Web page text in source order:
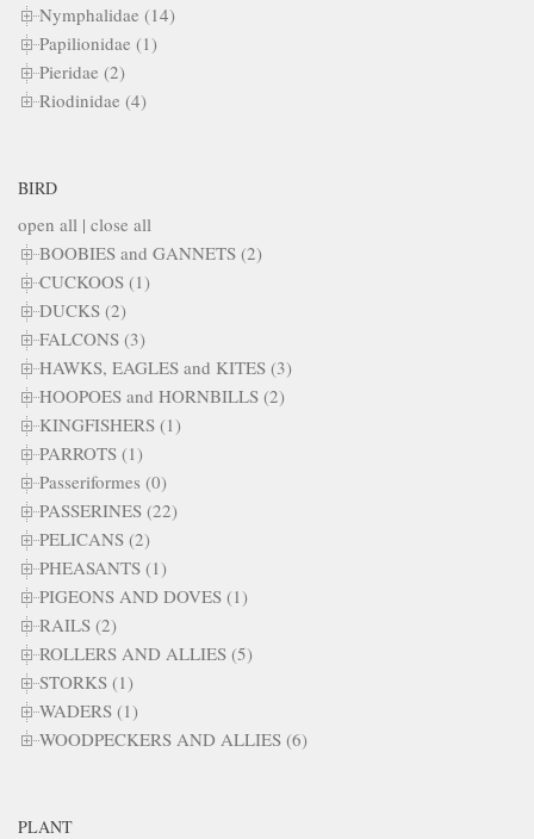
Nymphalidae (14)
Papilionidae (1)
Pieridae (2)
Riodinidae (4)
BIRD
open all | close all
BOOBIES and GANNETS (2)
CUCKOOS (1)
DUCKS (2)
FALCONS (3)
HAWKS, EAGLES and KITES (3)
HOOPOES and HORNBILLS (2)
KINGFISHERS (1)
PARROTS (1)
Passeriformes (0)
PASSERINES (22)
PELICANS (2)
PHEASANTS (1)
PIGEONS AND DOVES (1)
RAILS (2)
ROLLERS AND ALLIES (5)
STORKS (1)
WADERS (1)
WOODPECKERS AND ALLIES (6)
PLANT